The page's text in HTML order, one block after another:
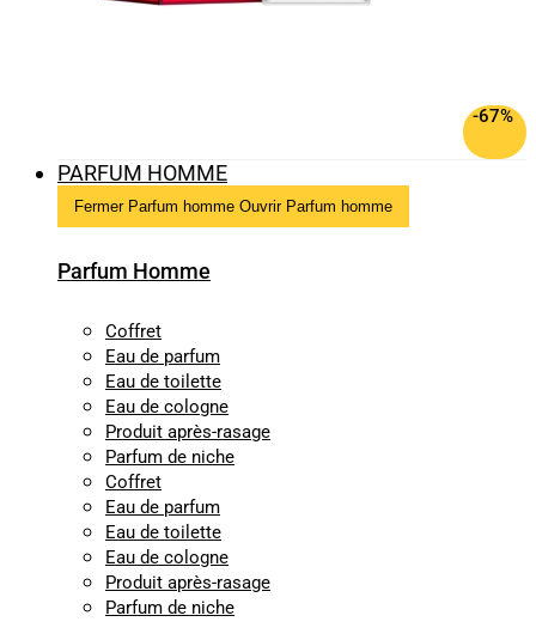
-67%
PARFUM HOMME
Fermer Parfum homme Ouvrir Parfum homme
Parfum Homme
Coffret
Eau de parfum
Eau de toilette
Eau de cologne
Produit après-rasage
Parfum de niche
Coffret
Eau de parfum
Eau de toilette
Eau de cologne
Produit après-rasage
Parfum de niche